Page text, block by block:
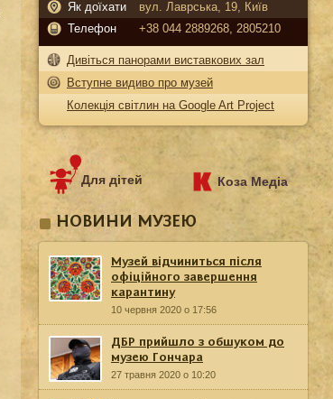
Як доїхати
вул. Лаврська, 19, Київ
Телефон
+38 044 2889268, 2805210
Дивіться панорами виставкових зал
Вступне видиво про музей
Колекція світлин на Google Art Project
Для дітей Коза Медіа
НОВИНИ МУЗЕЮ
Музей відчиниться після
офіційного завершення
карантину
10 червня 2020 о 17:56
ДБР прийшло з обшуком до
музею Гончара
27 травня 2020 о 10:20